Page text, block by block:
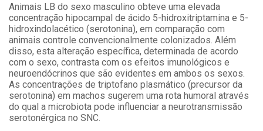
Animais LB do sexo masculino obteve uma elevada
concentração hipocampal de ácido 5-hidroxitriptamina e 5-
hidroxindolacético (serotonina), em comparação com
animais controle convencionalmente colonizados. Além
disso, esta alteração específica, determinada de acordo
com o sexo, contrasta com os efeitos imunológicos e
neuroendócrinos que são evidentes em ambos os sexos.
As concentrações de triptofano plasmático (precursor da
serotonina) em machos sugerem uma rota humoral através
do qual a microbiota pode influenciar a neurotransmissão
serotonérgica no SNC.